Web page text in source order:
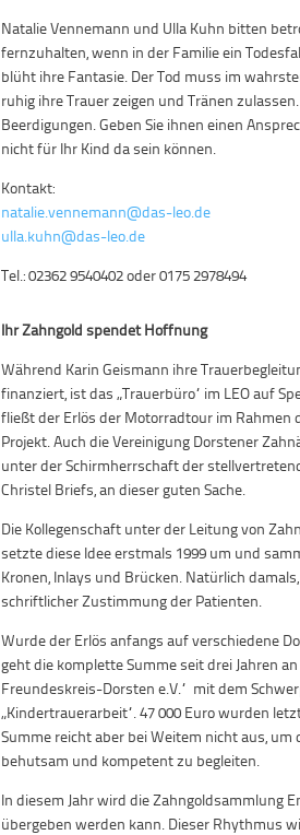
Natalie Vennemann und Ulla Kuhn bitten
fernzuhalten, wenn in der Familie ein
blüht ihre Fantasie. Der Tod muss im
ruhig ihre Trauer zeigen und Tränen
Beerdigungen. Geben Sie ihnen einen
nicht für Ihr Kind da sein können.
Kontakt:
natalie.vennemann@das-leo.de
ulla.kuhn@das-leo.de
Tel.: 02362 9540402 oder 0175 2978494
Ihr Zahngold spendet Hoffnung
Während Karin Geismann ihre
finanziert, ist das „Trauerbüro“ im LEO auf
fließt der Erlös der Motorradtour im Rahmen
Projekt. Auch die Vereinigung Dorstener
unter der Schirmherrschaft der
Christel Briefs, an dieser guten Sache.
Die Kollegenschaft unter der Leitung von
setzte diese Idee erstmals 1999 um und
Kronen, Inlays und Brücken. Natürlich
schriftlicher Zustimmung der Patienten.
Wurde der Erlös anfangs auf verschiedene
geht die komplette Summe seit drei Jahren
Freundeskreis-Dorsten e.V.“ mit dem
„Kindertrauerarbeit“. 47 000 Euro wurden
Summe reicht aber bei Weitem nicht aus,
behutsam und kompetent zu begleiten.
In diesem Jahr wird die Zahngoldsammlung
übergeben werden kann. Dieser Rhythmus